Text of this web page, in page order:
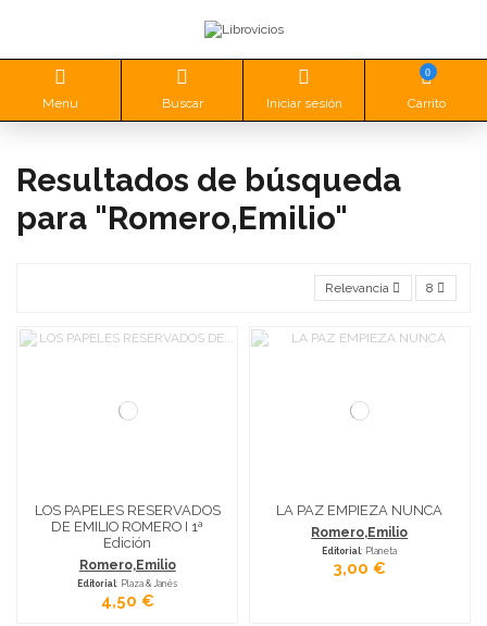
Menu Buscar Iniciar sesión
0
Carrito
Resultados de búsqueda
para "Romero,Emilio"
Relevancia 8
LOS PAPELES RESERVADOS
DE EMILIO ROMERO I 1ª
Edición
Romero,Emilio
Editorial: Plaza & Janés
4,50 €
LA PAZ EMPIEZA NUNCA
Romero,Emilio
Editorial: Planeta
3,00 €